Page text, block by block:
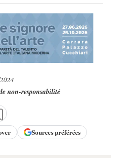
non-responsabilité
Sources préférées